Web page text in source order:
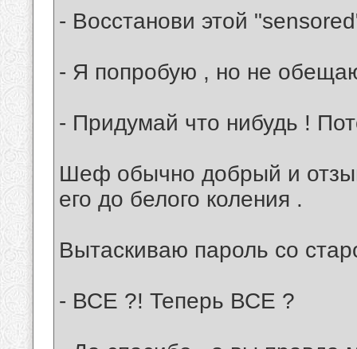
- Восстанови этой
- Я попробую , но не
- Придумай что нибудь !
Шеф обычно добрый и
его до белого коления .
Вытаскиваю пароль со
- ВСЕ ?! Теперь ВСЕ ?